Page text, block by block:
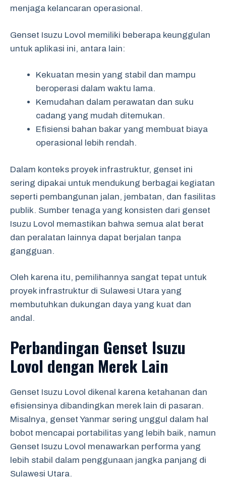
menjaga kelancaran operasional.
Genset Isuzu Lovol memiliki beberapa keunggulan
untuk aplikasi ini, antara lain:
Kekuatan mesin yang stabil dan mampu
beroperasi dalam waktu lama.
Kemudahan dalam perawatan dan suku
cadang yang mudah ditemukan.
Efisiensi bahan bakar yang membuat biaya
operasional lebih rendah.
Dalam konteks proyek infrastruktur, genset ini
sering dipakai untuk mendukung berbagai kegiatan
seperti pembangunan jalan, jembatan, dan fasilitas
publik. Sumber tenaga yang konsisten dari genset
Isuzu Lovol memastikan bahwa semua alat berat
dan peralatan lainnya dapat berjalan tanpa
gangguan.
Oleh karena itu, pemilihannya sangat tepat untuk
proyek infrastruktur di Sulawesi Utara yang
membutuhkan dukungan daya yang kuat dan
andal.
Perbandingan Genset Isuzu
Lovol dengan Merek Lain
Genset Isuzu Lovol dikenal karena ketahanan dan
efisiensinya dibandingkan merek lain di pasaran.
Misalnya, genset Yanmar sering unggul dalam hal
bobot mencapai portabilitas yang lebih baik, namun
Genset Isuzu Lovol menawarkan performa yang
lebih stabil dalam penggunaan jangka panjang di
Sulawesi Utara.